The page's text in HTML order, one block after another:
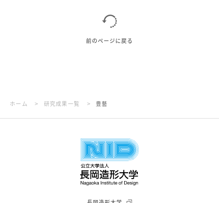
前のページに戻る
ホーム > 研究成果一覧 > 豊藝